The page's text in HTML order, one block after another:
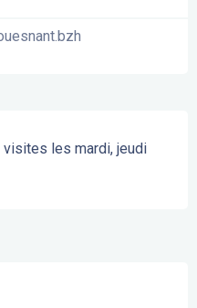
visites les mardi, jeudi